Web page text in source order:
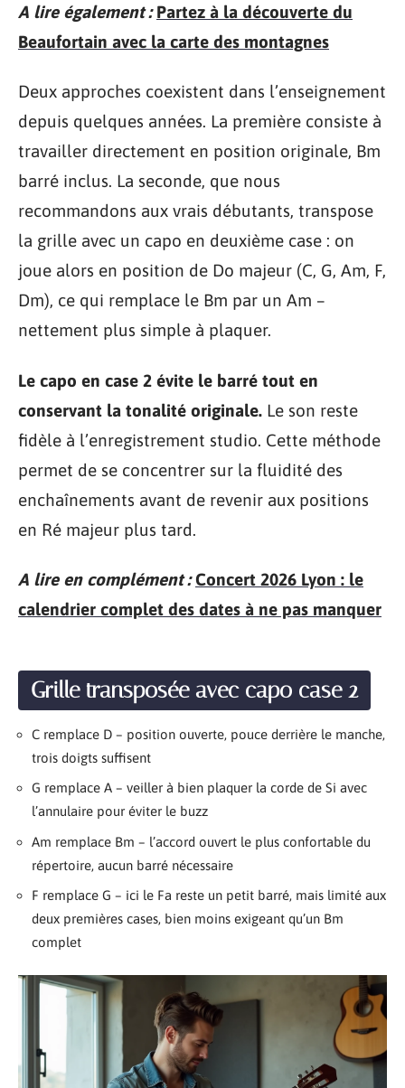
A lire également : Partez à la découverte du
Beaufortain avec la carte des montagnes
Deux approches coexistent dans l’enseignement
depuis quelques années. La première consiste à
travailler directement en position originale, Bm
barré inclus. La seconde, que nous
recommandons aux vrais débutants, transpose
la grille avec un capo en deuxième case : on
joue alors en position de Do majeur (C, G, Am, F,
Dm), ce qui remplace le Bm par un Am –
nettement plus simple à plaquer.
Le capo en case 2 évite le barré tout en
conservant la tonalité originale. Le son reste
fidèle à l’enregistrement studio. Cette méthode
permet de se concentrer sur la fluidité des
enchaînements avant de revenir aux positions
en Ré majeur plus tard.
A lire en complément : Concert 2026 Lyon : le
calendrier complet des dates à ne pas manquer
Grille transposée avec capo case 2
C remplace D – position ouverte, pouce derrière le manche,
trois doigts suffisent
G remplace A – veiller à bien plaquer la corde de Si avec
l’annulaire pour éviter le buzz
Am remplace Bm – l’accord ouvert le plus confortable du
répertoire, aucun barré nécessaire
F remplace G – ici le Fa reste un petit barré, mais limité aux
deux premières cases, bien moins exigeant qu’un Bm
complet